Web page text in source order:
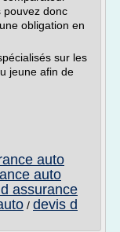
pouvez donc
obligation en
sur les
jeune afin de
auto
auto
assurance
/ devis d